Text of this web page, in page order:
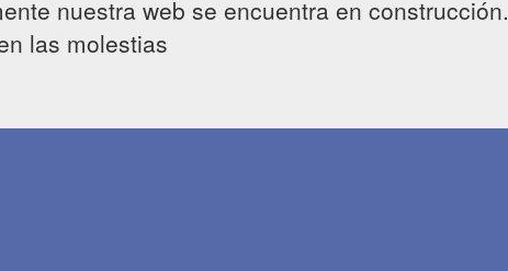
nuestra web se encuentra en construcción.
las molestias